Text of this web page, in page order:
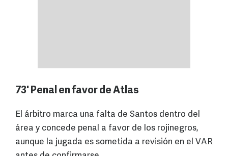
73' Penal en favor de Atlas
El árbitro marca una falta de Santos dentro del
área y concede penal a favor de los rojinegros,
aunque la jugada es sometida a revisión en el VAR